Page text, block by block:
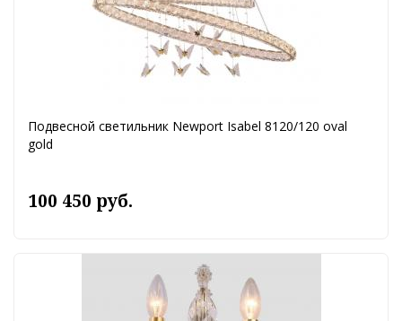
Подвесной светильник Newport Isabel 8120/120 oval
gold
100 450 руб.